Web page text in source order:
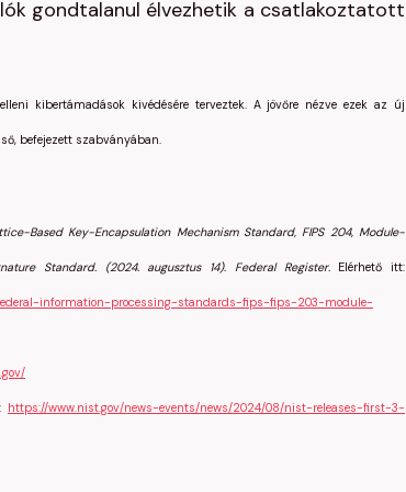
gondtalanul élvezhetik a csatlakoztatott
kibertámadások kivédésére terveztek. A jövőre nézve ezek az új
befejezett szabványában.
Based Key-Encapsulation Mechanism Standard, FIPS 204, Module-
Standard. (2024. augusztus 14). Federal Register.Elérhető itt:
information-processing-standards-fips-fips-203-module-
https://www.nist.gov/news-events/news/2024/08/nist-releases-first-3-